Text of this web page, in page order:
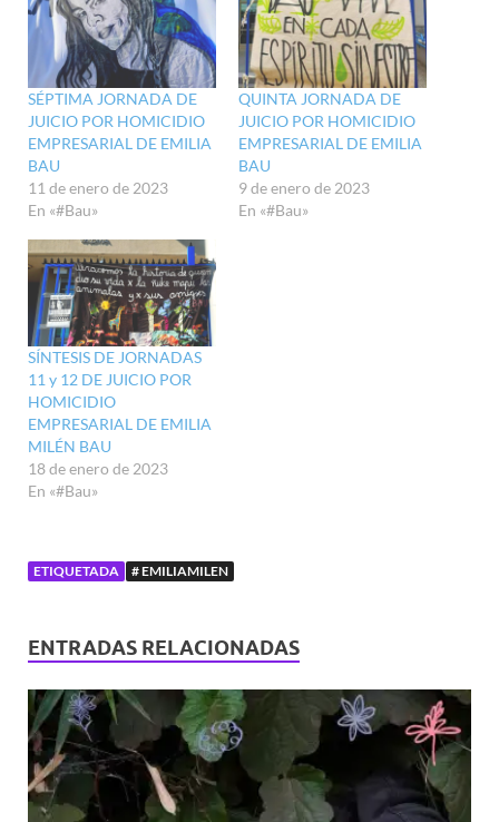
SÉPTIMA JORNADA DE
JUICIO POR HOMICIDIO
EMPRESARIAL DE EMILIA
BAU
11 de enero de 2023
En «#Bau»
QUINTA JORNADA DE
JUICIO POR HOMICIDIO
EMPRESARIAL DE EMILIA
BAU
9 de enero de 2023
En «#Bau»
SÍNTESIS DE JORNADAS
11 y 12 DE JUICIO POR
HOMICIDIO
EMPRESARIAL DE EMILIA
MILÉN BAU
18 de enero de 2023
En «#Bau»
ETIQUETADA # EMILIAMILEN
ENTRADAS RELACIONADAS